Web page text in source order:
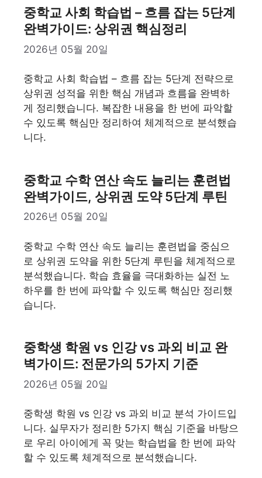
중학교 사회 학습법 – 흐름 잡는 5단계
완벽가이드: 상위권 핵심정리
2026년 05월 20일
중학교 사회 학습법 – 흐름 잡는 5단계 전략으로
상위권 성적을 위한 핵심 개념과 흐름을 완벽하
게 정리했습니다. 복잡한 내용을 한 번에 파악할
수 있도록 핵심만 정리하여 체계적으로 분석했습
니다.
중학교 수학 연산 속도 늘리는 훈련법
완벽가이드, 상위권 도약 5단계 루틴
2026년 05월 20일
중학교 수학 연산 속도 늘리는 훈련법을 중심으
로 상위권 도약을 위한 5단계 루틴을 체계적으로
분석했습니다. 학습 효율을 극대화하는 실전 노
하우를 한 번에 파악할 수 있도록 핵심만 정리했
습니다.
중학생 학원 vs 인강 vs 과외 비교 완
벽가이드: 전문가의 5가지 기준
2026년 05월 20일
중학생 학원 vs 인강 vs 과외 비교 분석 가이드입
니다. 실무자가 정리한 5가지 핵심 기준을 바탕으
로 우리 아이에게 꼭 맞는 학습법을 한 번에 파악
할 수 있도록 체계적으로 분석했습니다.